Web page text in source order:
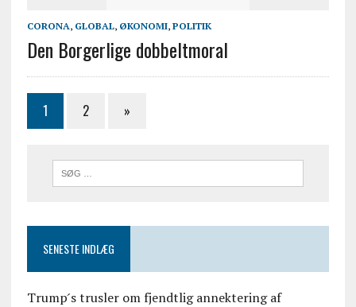
CORONA, GLOBAL, ØKONOMI, POLITIK
Den Borgerlige dobbeltmoral
1 2 »
SENESTE INDLÆG
Trump ́s trusler om fjendtlig annektering af